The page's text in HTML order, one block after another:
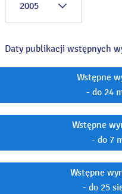
2005
Daty publikacji wstępnych
Wstępne
- do 24
Wstępne
- do 7
Wstępne
- do 25